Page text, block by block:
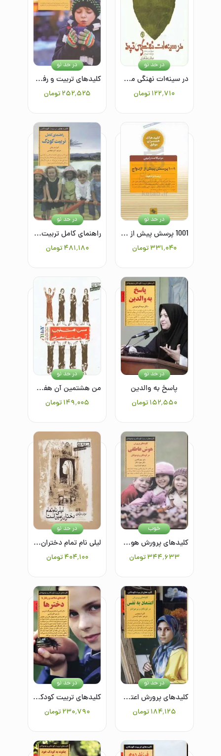
در سینه‌ات نهنگی می‌تپد
۱۲۲٬۷۱۰تومان
در حد نو
کلیدهای تربیت و رفتار با پسرها
۲۵۲٬۵۲۵ تومان
در حد نو
1001 پرسش پیش از ازدواج
۳۳۱٬۰۴۰ تومان
در حد نو
راهنمای کامل تربیت کودک
۴۸۱٬۱۸۰ تومان
در حد نو
پاسخ به والدین
۱۵۲٬۵۵۰ تومان
در حد نو
من هشتمین آن هفت نفرم
۱۴۹٬۰۰۵ تومان
در حد نو
کلیدهای پرورش هوش عاطفی در کودکان و نوجوانان
۳۴۴٬۶۳۳ تومان
خوب
لیلی نام تمام دختران زمین است
۴۰۴٬۱۰۰ تومان
در حد نو
کلیدهای پرورش اعتماد به نفس در کودکان و نوجوانان
۱۸۴٬۱۲۵ تومان
در حد نو
کلیدهای تربیت کودکان و نوجوانان: کلیدهای شناخت و رفتار با دخترها
۲۳۰٬۷۹۰تومان
در حد نو